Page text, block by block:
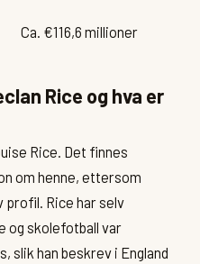
Ca. €116,6 millioner
Rice og hva er
Rice. Det finnes
om henne, ettersom
profil. Rice har selv
og skolefotball var
slik han beskrev i England